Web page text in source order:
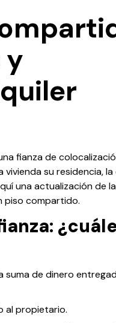
y
fianza de
su residencia,
una actualización de
piso compartido.
suma de dinero
al propietario.